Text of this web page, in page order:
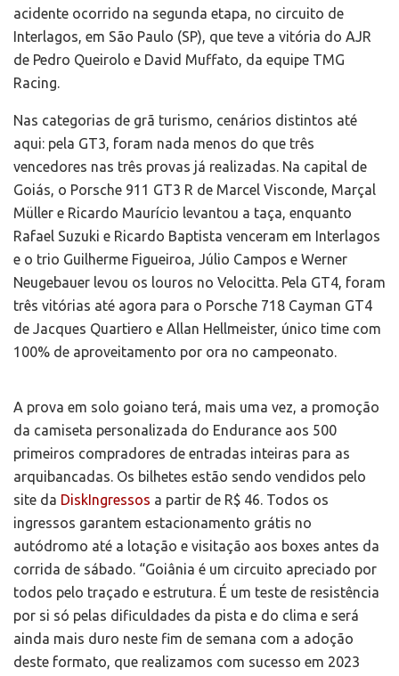
acidente ocorrido na segunda etapa, no circuito de
Interlagos, em São Paulo (SP), que teve a vitória do AJR
de Pedro Queirolo e David Muffato, da equipe TMG
Racing.
Nas categorias de grã turismo, cenários distintos até
aqui: pela GT3, foram nada menos do que três
vencedores nas três provas já realizadas. Na capital de
Goiás, o Porsche 911 GT3 R de Marcel Visconde, Marçal
Müller e Ricardo Maurício levantou a taça, enquanto
Rafael Suzuki e Ricardo Baptista venceram em Interlagos
e o trio Guilherme Figueiroa, Júlio Campos e Werner
Neugebauer levou os louros no Velocitta. Pela GT4, foram
três vitórias até agora para o Porsche 718 Cayman GT4
de Jacques Quartiero e Allan Hellmeister, único time com
100% de aproveitamento por ora no campeonato.
A prova em solo goiano terá, mais uma vez, a promoção
da camiseta personalizada do Endurance aos 500
primeiros compradores de entradas inteiras para as
arquibancadas. Os bilhetes estão sendo vendidos pelo
site da DiskIngressos a partir de R$ 46. Todos os
ingressos garantem estacionamento grátis no
autódromo até a lotação e visitação aos boxes antes da
corrida de sábado. “Goiânia é um circuito apreciado por
todos pelo traçado e estrutura. É um teste de resistência
por si só pelas dificuldades da pista e do clima e será
ainda mais duro neste fim de semana com a adoção
deste formato, que realizamos com sucesso em 2023